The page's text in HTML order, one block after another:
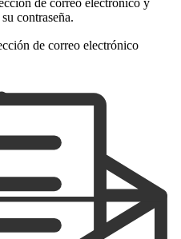
de correo electrónico y
contraseña.
de correo electrónico